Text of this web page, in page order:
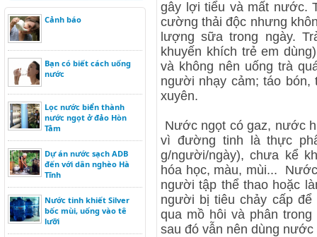
Cảnh báo
Bạn có biết cách uống
nước
Lọc nước biển thành
nước ngọt ở đảo Hòn
Tằm
Dự án nước sạch ADB
đến với dân nghèo Hà
Tĩnh
Nước tinh khiết Silver
bốc mùi, uống vào tê
lưỡi
gây lợi tiểu và mất nước.
cường thải độc nhưng
lượng sữa trong ngày.
khuyến khích trẻ em
và không nên uống trà
người nhạy cảm; táo bón,
xuyên.
Nước ngọt có gaz, nước
vì đường tinh là thực
g/người/ngày), chưa kể
hóa học, màu, mùi...
người tập thể thao hoặc
người bị tiêu chảy cấp
qua mồ hôi và phân
sau đó vẫn nên dùng